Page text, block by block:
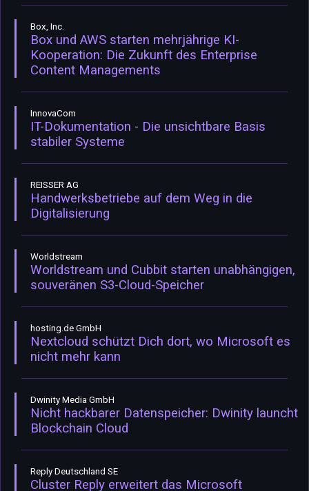
Box, Inc.
Box und AWS starten mehrjährige KI-
Kooperation: Die Zukunft des Enterprise
Content Managements
InnovaCom
IT-Dokumentation - Die unsichtbare Basis
stabiler Systeme
REISSER AG
Handwerksbetriebe auf dem Weg in die
Digitalisierung
Worldstream
Worldstream und Cubbit starten unabhängigen,
souveränen S3-Cloud-Speicher
hosting.de GmbH
Nextcloud schützt Dich dort, wo Microsoft es
nicht mehr kann
Dwinity Media GmbH
Nicht hackbarer Datenspeicher: Dwinity launcht
Blockchain Cloud
Reply Deutschland SE
Cluster Reply erweitert das Microsoft